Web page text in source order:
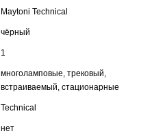
Maytoni Technical
чёрный
1
многоламповые, трековый,
встраиваемый, стационарные
Technical
нет